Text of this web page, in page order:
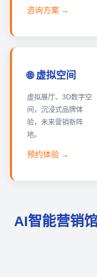
咨询方案 →
🌐 虚拟空间
虚拟展厅、3D数字空
间，沉浸式品牌体
验，未来营销新阵
地。
预约体验 →
AI智能营销